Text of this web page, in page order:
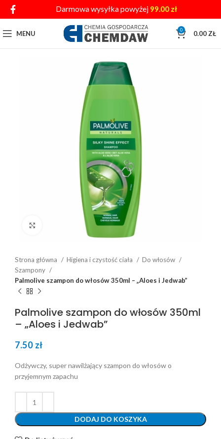
Darmowa wysyłka powyżej 99.00 zł
MENU 0 0.00 ZŁ
Click to enlarge
Strona główna Higiena i czystość ciała
Do włosów
Szampony
Palmolive szampon do włosów 350ml – „Aloes i Jedwab”
Palmolive szampon do włosów 350ml
– „Aloes i Jedwab”
7.50 zł
Odżywczy, super nawilżający szampon do włosów o
przyjemnym zapachu
DODAJ DO KOSZYKA